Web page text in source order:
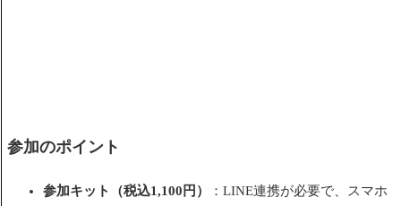
参加のポイント
参加キット（税込1,100円）
：LINE連携が必要で、スマホ